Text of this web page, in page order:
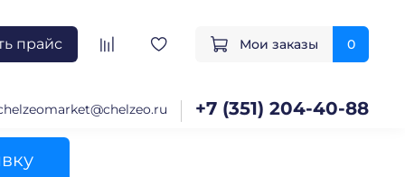
прайс Мои заказы 0
+7 (351) 204-40-88